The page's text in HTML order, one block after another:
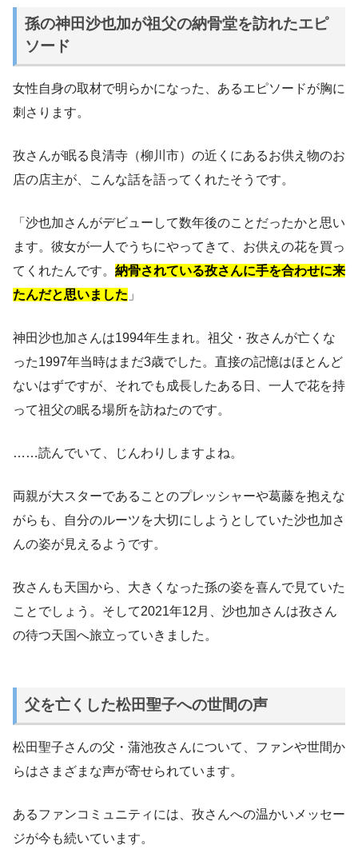
孫の神田沙也加が祖父の納骨堂を訪れたエピ
ソード
女性自身の取材で明らかになった、あるエピソードが胸に
刺さります。
孜さんが眠る良清寺（柳川市）の近くにあるお供え物のお
店の店主が、こんな話を語ってくれたそうです。
「沙也加さんがデビューして数年後のことだったかと思い
ます。彼女が一人でうちにやってきて、お供えの花を買っ
てくれたんです。 納骨されている孜さんに手を合わせに来
たんだと思いました 」
神田沙也加さんは1994年生まれ。祖父・孜さんが亡くな
った1997年当時はまだ3歳でした。直接の記憶はほとんど
ないはずですが、それでも成長したある日、一人で花を持
って祖父の眠る場所を訪ねたのです。
……読んでいて、じんわりしますよね。
両親が大スターであることのプレッシャーや葛藤を抱えな
がらも、自分のルーツを大切にしようとしていた沙也加さ
んの姿が見えるようです。
孜さんも天国から、大きくなった孫の姿を喜んで見ていた
ことでしょう。そして2021年12月、沙也加さんは孜さん
の待つ天国へ旅立っていきました。
父を亡くした松田聖子への世間の声
松田聖子さんの父・蒲池孜さんについて、ファンや世間か
らはさまざまな声が寄せられています。
あるファンコミュニティには、孜さんへの温かいメッセー
ジが今も続いています。